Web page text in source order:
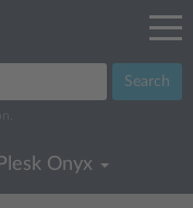
Search
Plesk Onyx